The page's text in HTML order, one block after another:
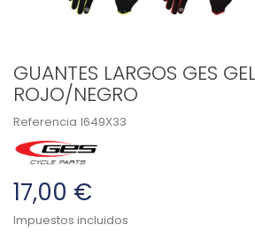
GUANTES LARGOS GES
ROJO/NEGRO
Referencia I649X33
17,00 €
Impuestos incluidos